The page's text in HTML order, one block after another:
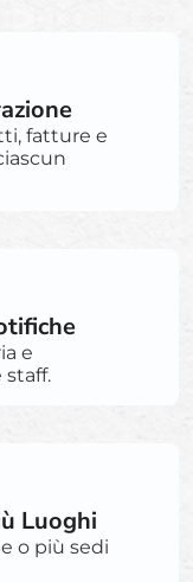
fatture e
e
Luoghi
o più sedi